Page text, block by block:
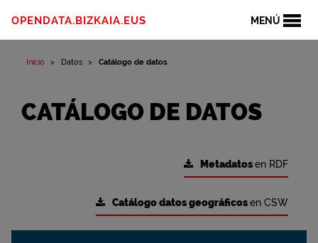
MENÚ
OPENDATA.BIZKAIA.EUS
Inicio Datos Catálogo de datos
CATÁLOGO DE DATOS
Metadatosen RDF
Catálogo datos geográficosen CSW